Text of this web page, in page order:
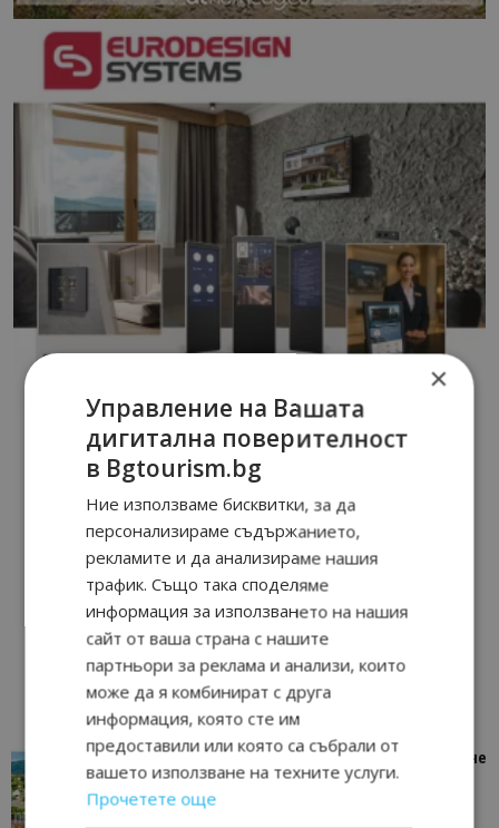
“Пощенска картичка от…”: Петрич – Изживяване
отвъд очакваното
Петрич 11/07/2026 11:22
×
Управление на Вашата
дигитална поверителност
в Bgtourism.bg
Ние използваме бисквитки, за да
персонализираме съдържанието,
рекламите и да анализираме нашия
трафик. Също така споделяме
информация за използването на нашия
сайт от ваша страна с нашите
партньори за реклама и анализи, които
може да я комбинират с друга
информация, която сте им
предоставили или която са събрали от
вашето използване на техните услуги.
Прочетете още